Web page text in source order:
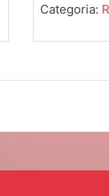
Categoria: